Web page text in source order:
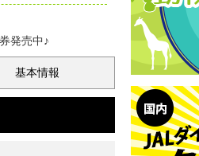
発売中♪
基本情報